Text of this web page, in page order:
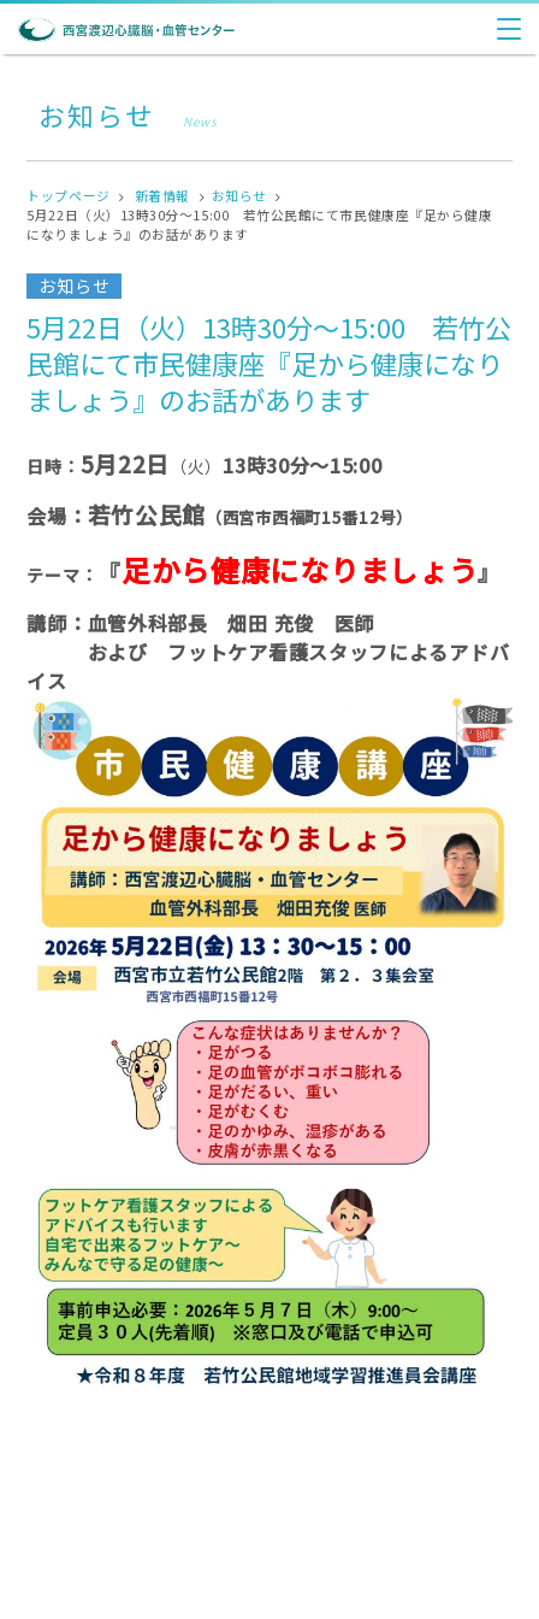
お知らせ News
トップページ 新着情報
お知らせ
5月22日（火）13時30分～15:00 若竹公民館にて市民健康座『足から健康
になりましょう』のお話があります
お知らせ
5月22日（火）13時30分～15:00 若竹公
民館にて市民健康座『足から健康になり
ましょう』のお話があります
日時： 5月22日 （火） 13時30分～15:00
会場： 若竹公民館 （西宮市西福町15番12号）
テーマ： 『足から健康になりましょう』
講師：血管外科部長 畑田 充俊 医師
および フットケア看護スタッフによるアドバ
イス